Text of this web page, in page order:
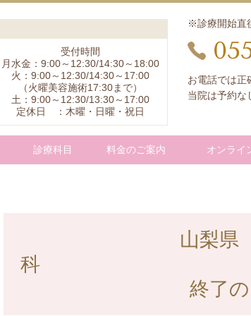
受付時間
月水金：9:00～12:30/14:30～18:00
火：9:00～12:30/14:30～17:00
（火曜美容施術17:30まで）
土：9:00～12:30/13:30～17:00
定休日 ：木曜・日曜・祝日
※診療開始直
お電話では正
当院は予約な
診療科目 料金のご案内 オンライ
山梨県
終了